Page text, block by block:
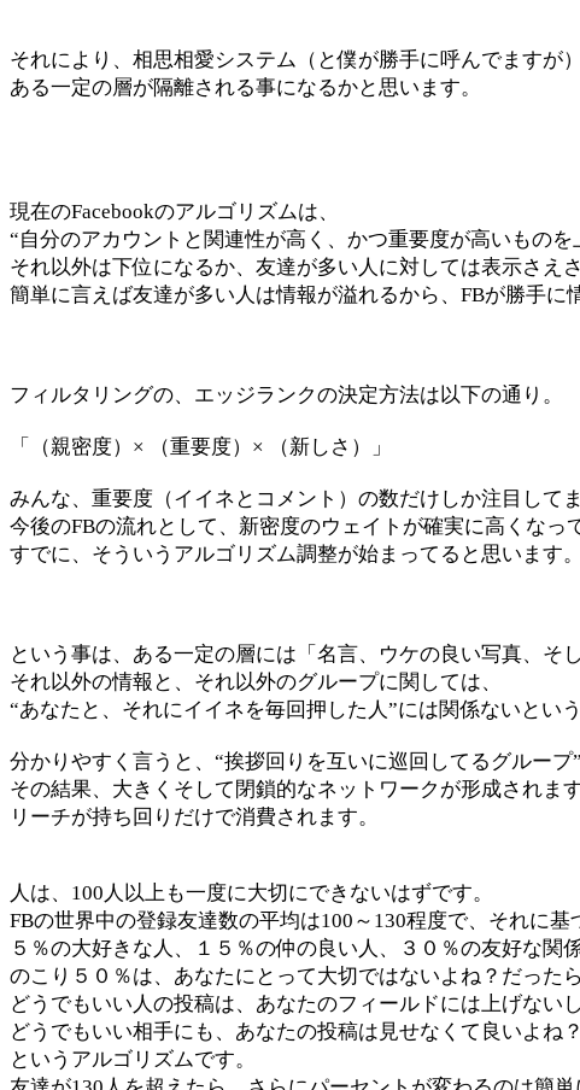
それにより、相思相愛システム（と僕が勝手に呼んでますが）
ある一定の層が隔離される事になるかと思います。
現在のFacebookのアルゴリズムは、
“自分のアカウントと関連性が高く、かつ重要度が高いものを
それ以外は下位になるか、友達が多い人に対しては表示さえ
簡単に言えば友達が多い人は情報が溢れるから、FBが勝手
フィルタリングの、エッジランクの決定方法は以下の通り。
「（親密度）× （重要度）× （新しさ）」
みんな、重要度（イイネとコメント）の数だけしか注目してま
今後のFBの流れとして、新密度のウェイトが確実に高くなっ
すでに、そういうアルゴリズム調整が始まってると思います。
という事は、ある一定の層には「名言、ウケの良い写真、
それ以外の情報と、それ以外のグループに関しては、
“あなたと、それにイイネを毎回押した人”には関係ないとい
分かりやすく言うと、“挨拶回りを互いに巡回してるグルー
その結果、大きくそして閉鎖的なネットワークが形成されます
リーチが持ち回りだけで消費されます。
人は、100人以上も一度に大切にできないはずです。
FBの世界中の登録友達数の平均は100～130程度で、それに基
５％の大好きな人、１５％の仲の良い人、３０％の友好な関係
のこり５０％は、あなたにとって大切ではないよね？だったら
どうでもいい人の投稿は、あなたのフィールドには上げないし
どうでもいい相手にも、あなたの投稿は見せなくて良いよね？
というアルゴリズムです。